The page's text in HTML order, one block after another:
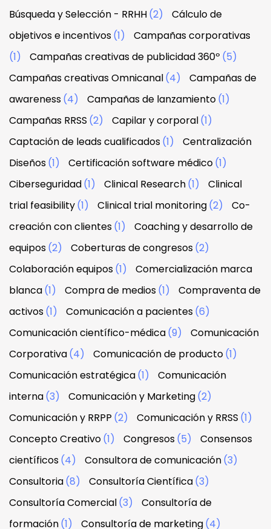
Búsqueda y Selección - RRHH(2)
Cálculo de
objetivos e incentivos(1)
Campañas corporativas
(1)
Campañas creativas de publicidad 360º (5)
Campañas creativas Omnicanal(4)
Campañas de
awareness(4) Campañas de lanzamiento(1)
Campañas RRSS (2) Capilar y corporal(1)
Captación de leads cualificados(1)
Centralización
Diseños(1) Certificación software médico(1)
Ciberseguridad(1) Clinical Research(1)
Clinical
trial feasibility(1) Clinical trial monitoring(2)
Co-
creación con clientes(1)
Coaching y desarrollo de
equipos(2) Coberturas de congresos(2)
Colaboración equipos(1)
Comercialización marca
blanca(1) Compra de medios(1)
Compraventa de
activos(1) Comunicación a pacientes(6)
Comunicación científico-médica(9)
Comunicación
Corporativa(4) Comunicación de producto(1)
Comunicación estratégica(1)
Comunicación
interna(3) Comunicación y Marketing(2)
Comunicación y RRPP (2) Comunicación y RRSS (1)
Concepto Creativo(1) Congresos(5)
Consensos
científicos(4) Consultora de comunicación(3)
Consultoria(8) Consultoría Científica(3)
Consultoría Comercial(3)
Consultoría de
formación(1) Consultoría de marketing(4)